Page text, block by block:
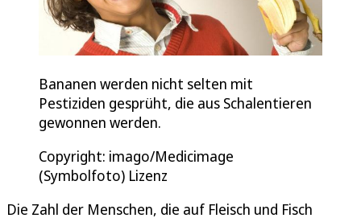
Bananen werden nicht selten mit
Pestiziden gesprüht, die aus Schalentieren
gewonnen werden.
Copyright: imago/Medicimage
(Symbolfoto) Lizenz
Die Zahl der Menschen, die auf Fleisch und Fisch